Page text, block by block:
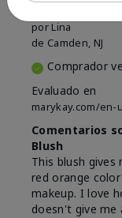
porLina
de Camden, NJ
Comprador
Evaluado en
marykay.com/en-
Comentarios
Blush
This blush
red orange
makeup. I love
doesn't give me